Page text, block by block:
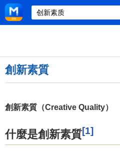
創新素質
創新素質（Creative Quality）
什麼是創新素質[1]